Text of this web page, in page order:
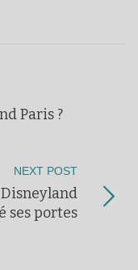
Paris ?
NEXT POST
ses portes